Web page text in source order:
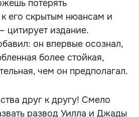
потерять
к его скрытым нюансам и
цитирует издание.
он впервые осознал,
более стойкая,
чем он предполагал.
друг к другу! Смело
развод Уилла и Джады